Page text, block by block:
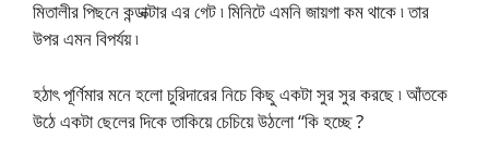
মিতালীর পিছনে কন্ডাক্টার এর গেট ৷ মিনিটে এমনি জায়গা কম থাকে ৷ তার
উপর এমন বিপর্যয় ৷
হঠাৎ পূর্ণিমার মনে হলো চুরিদারের নিচে কিছু একটা সুর সুর করছে ৷ আঁতকে
উঠে একটা ছেলের দিকে তাকিয়ে চেচিয়ে উঠলো “কি হচ্ছে ?